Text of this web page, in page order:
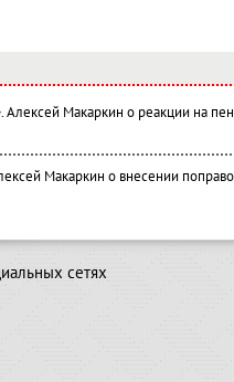
Алексей Макаркин о реакции на
Макаркин о внесении
сетях